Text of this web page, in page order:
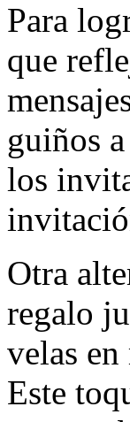
Para
que
guiños
los
Otra
regalo
velas
Este